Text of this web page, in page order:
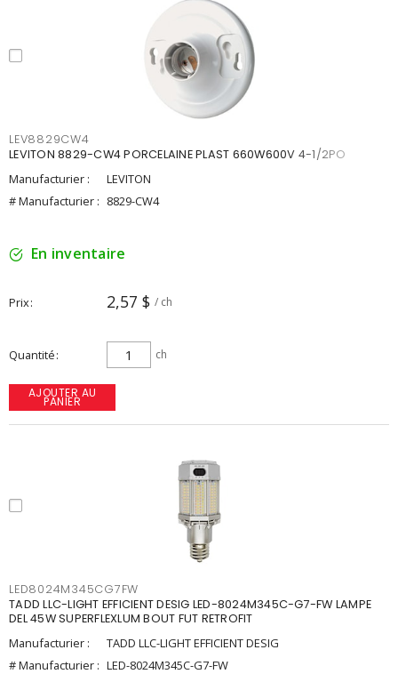
LEV8829CW4
LEVITON 8829-CW4 PORCELAINE PLAST 660W600V 4-1/2PO
Manufacturier :
LEVITON
# Manufacturier : 8829-CW4
En inventaire
Prix 2,57 $ / ch
Quantité ch
AJOUTER AU
PANIER
LED8024M345CG7FW
TADD LLC-LIGHT EFFICIENT DESIG LED-8024M345C-G7-FW LAMPE
DEL 45W SUPERFLEXLUM BOUT FUT RETROFIT
Manufacturier :
TADD LLC-LIGHT EFFICIENT DESIG
# Manufacturier : LED-8024M345C-G7-FW